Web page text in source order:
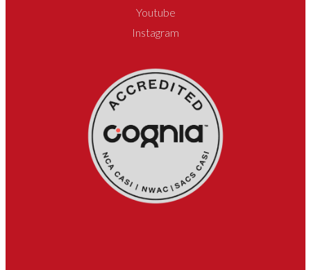
Youtube
Instagram